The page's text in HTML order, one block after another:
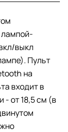
лампой-
выкл
Пульт
на
входит в
- от 18,5 см (в